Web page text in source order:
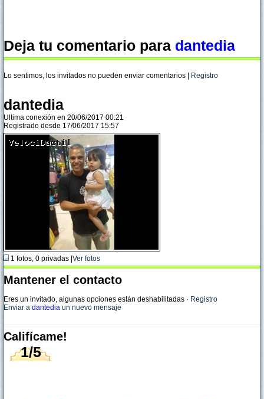
Deja tu comentario para dantedia
Lo sentimos, los invitados no pueden enviar comentarios | Registro
dantedia
Ultima conexión en 20/06/2017 00:21
Registrado desde 17/06/2017 15:57
1 fotos, 0 privadas | Ver fotos
Mantener el contacto
Eres un invitado, algunas opciones están deshabilitadas · Registro
Enviar a dantedia un nuevo mensaje
Califícame!
1/5